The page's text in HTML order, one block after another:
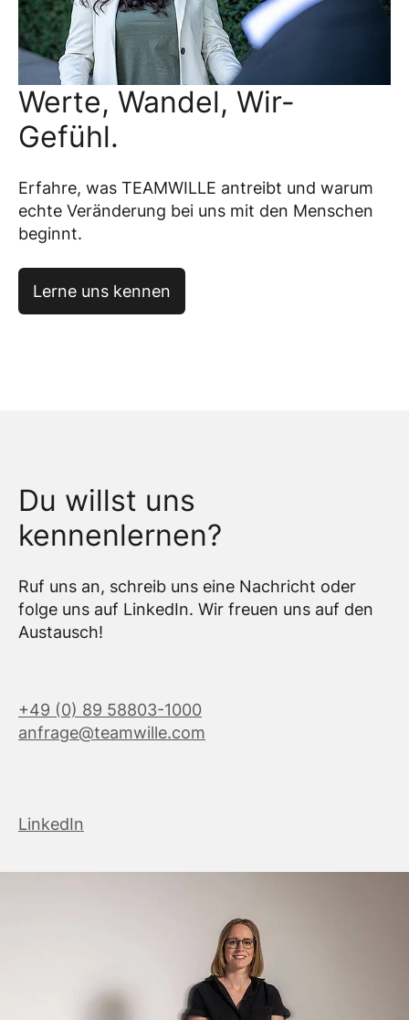
Werte, Wandel, Wir-
Gefühl.
Erfahre, was TEAMWILLE antreibt und warum
echte Veränderung bei uns mit den Menschen
beginnt.
Lerne uns kennen
Du willst uns
kennenlernen?
Ruf uns an, schreib uns eine Nachricht oder
folge uns auf LinkedIn. Wir freuen uns auf den
Austausch!
+49 (0) 89 58803-1000
anfrage@teamwille.com
LinkedIn